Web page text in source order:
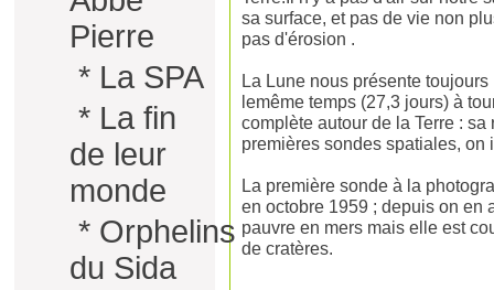
Pierre
* La SPA
* La fin
de leur
monde
* Orphelins
du Sida
sa surface, et pas de vie non
pas d'érosion .
La Lune nous présente
lemême temps (27,3 jours) à
complète autour de la Terre :
premières sondes spatiales, on
La première sonde à la
en octobre 1959 ; depuis on en
pauvre en mers mais elle est
de cratères.